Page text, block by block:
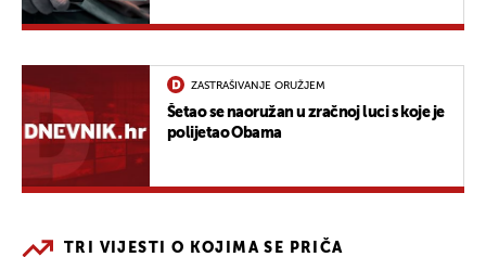
ZASTRAŠIVANJE ORUŽJEM
Šetao se naoružan u zračnoj luci s koje je
polijetao Obama
TRI VIJESTI O KOJIMA SE PRIČA